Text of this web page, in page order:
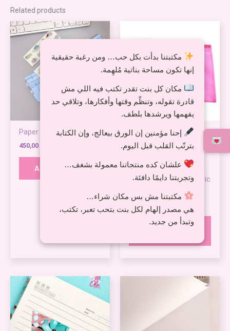
Related products
Paper Cutter
450,00
ADD TO CART
Waterproof Fabric File
Document Document File
Pouch Zipper Bag with
Zipper Waterproof Fabric
25,00 EGP –
through
35,00 EGP
SELECT
has
The
on
the
مكتبتنا بدأت بكل حب… ومن رغبة حقيقية
إنها تكون مساحة بناتية مُلهِمة.
مكان كل بنت تقدر تكتب فيه اللي مش
قادرة تقوله، وتنظّم وقتها وأفكارها، وتلاقي حد
يفهمها ويرشدها بلطف.
إحنا مؤمنين إن الورق بيعالج، وإن الكتابة
بترتّب القلب قبل اليوم.
علشان كده منتجاتنا معمولة بشغف…
وتجربتنا دايمًا دافئة.
مكتبتنا مش بس مكان شراء…
هي مصدر إلهام لكل بنت بتحب تعبر، تكتب،
وتبدأ من جديد.